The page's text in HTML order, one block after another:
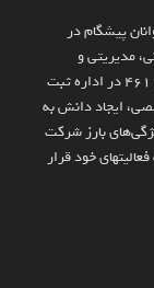
پیشگام در
مدیریتی و
راهبردی شرکت ها و سازمان­ها با شماره ثبت 461153 در اداره ثبت
ایجاد دانش به‌
بارز شرکت
خود قرار